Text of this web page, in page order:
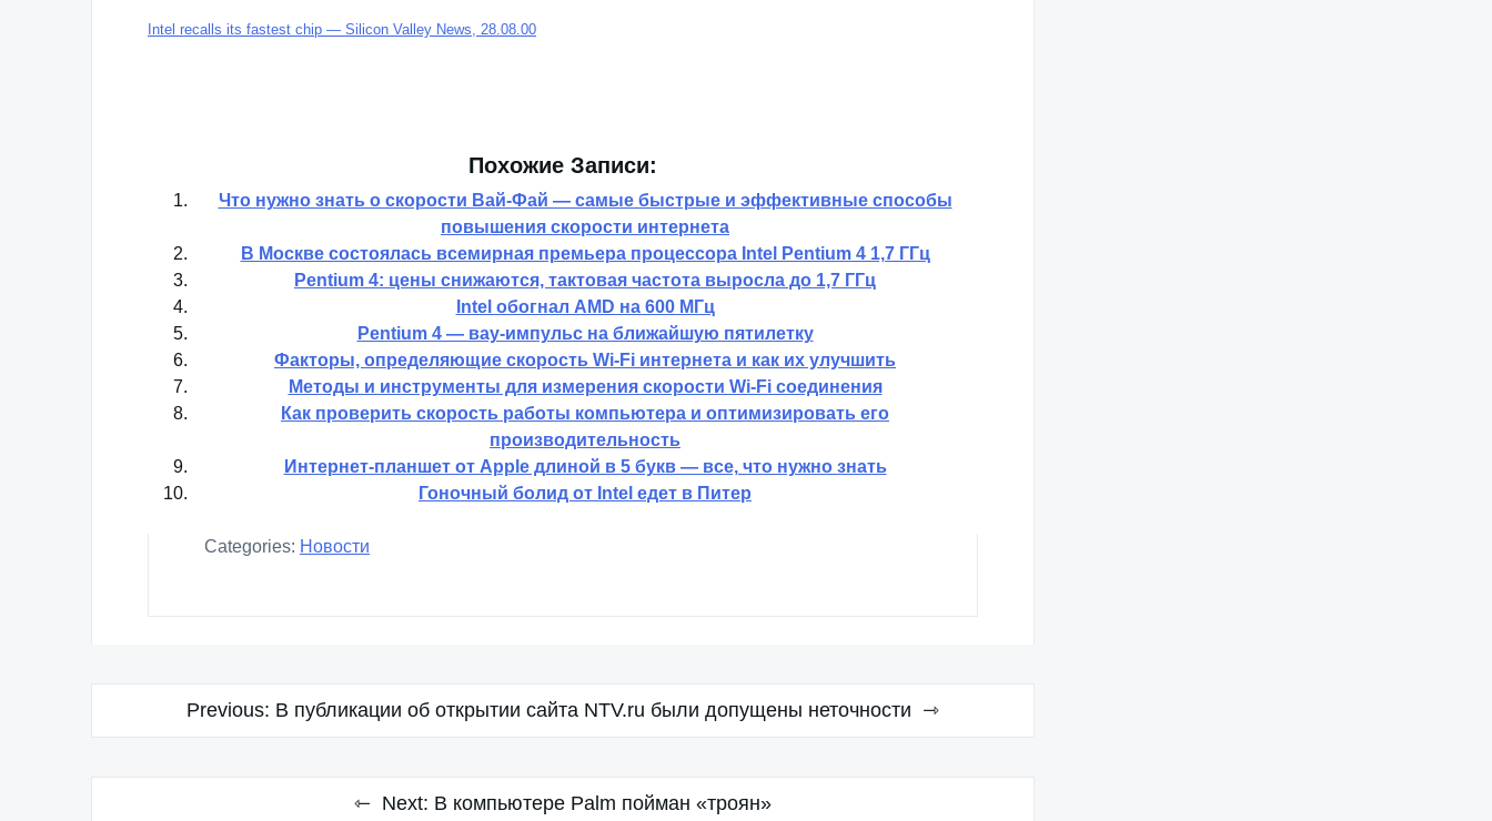
Intel recalls its fastest chip — Silicon Valley News, 28.08.00
Похожие Записи:
Что нужно знать о скорости Вай-Фай — самые быстрые и эффективные способы
повышения скорости интернета
В Москве состоялась всемирная премьера процессора Intel Pentium 4 1,7 ГГц
Pentium 4: цены снижаются, тактовая частота выросла до 1,7 ГГц
Intel обогнал AMD на 600 МГц
Pentium 4 — вау-импульс на ближайшую пятилетку
Факторы, определяющие скорость Wi-Fi интернета и как их улучшить
Методы и инструменты для измерения скорости Wi-Fi соединения
Как проверить скорость работы компьютера и оптимизировать его
производительность
Интернет-планшет от Apple длиной в 5 букв — все, что нужно знать
Гоночный болид от Intel едет в Питер
Categories: Новости
Навигация
Previous: В публикации об открытии сайта NTV.ru были допущены неточности
Next: В компьютере Palm пойман «троян»